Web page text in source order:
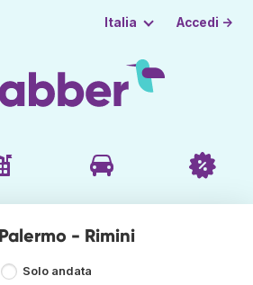
Italia Accedi →
- Rimini
Solo andata